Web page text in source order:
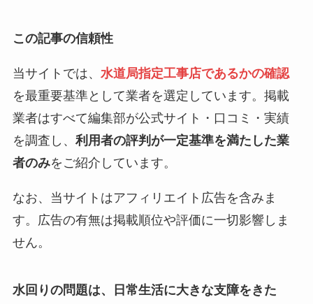
この記事の信頼性
当サイトでは、 水道局指定工事店であるかの確認
を最重要基準として業者を選定しています。掲載
業者はすべて編集部が公式サイト・口コミ・実績
を調査し、 利用者の評判が一定基準を満たした業
者のみをご紹介しています。
なお、当サイトはアフィリエイト広告を含みま
す。広告の有無は掲載順位や評価に一切影響しま
せん。
水回りの問題は、日常生活に大きな支障をきた